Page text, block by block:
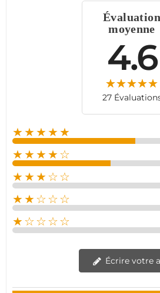
iOS/Android, contrôlez à
désactivation, et profitez d'une
pour divers espaces : domiciles,
pour protéger votre domicile sans
ni dépendance à un
Évaluation
moyenne
4.6
27
★★★★★
★★★★☆
★★★☆☆
★★☆☆☆
★☆☆☆☆
Écrire votre